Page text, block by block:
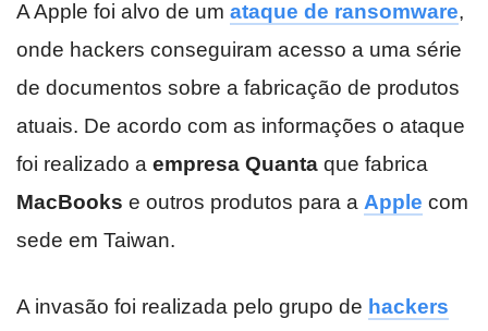
A Apple foi alvo de um ataque de ransomware,
onde hackers conseguiram acesso a uma série
de documentos sobre a fabricação de produtos
atuais. De acordo com as informações o ataque
foi realizado a empresa Quanta que fabrica
MacBooks e outros produtos para a Apple com
sede em Taiwan.
A invasão foi realizada pelo grupo de hackers